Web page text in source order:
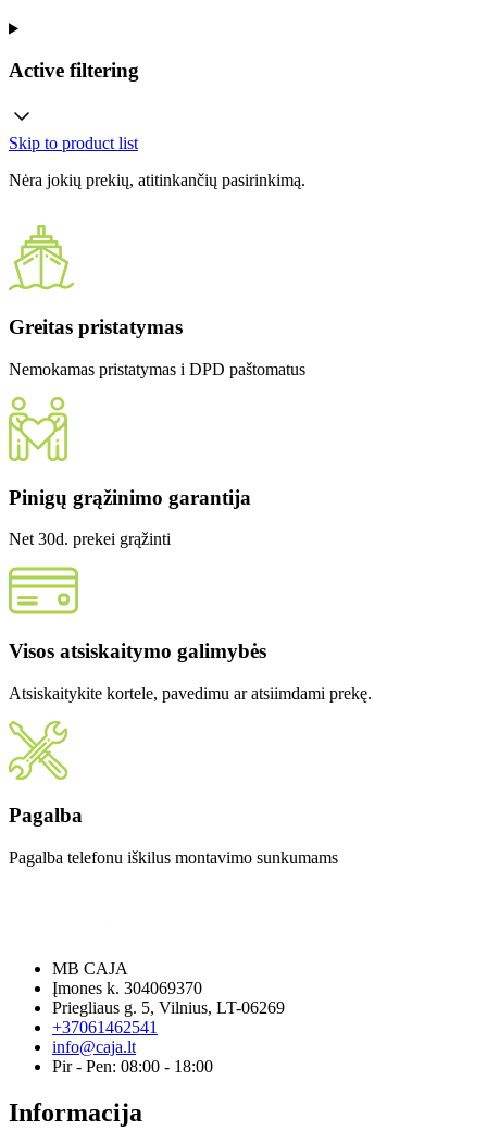
Active filtering
Skip to product list
Nėra jokių prekių, atitinkančių pasirinkimą.
Greitas pristatymas
Nemokamas pristatymas i DPD paštomatus
Pinigų grąžinimo garantija
Net 30d. prekei grąžinti
Visos atsiskaitymo galimybės
Atsiskaitykite kortele, pavedimu ar atsiimdami prekę.
Pagalba
Pagalba telefonu iškilus montavimo sunkumams
MB CAJA
Įmones k. 304069370
Priegliaus g. 5, Vilnius, LT-06269
+37061462541
info@caja.lt
Pir - Pen: 08:00 - 18:00
Informacija